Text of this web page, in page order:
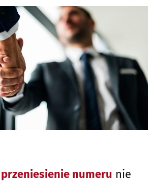
przeniesienie numeru nie